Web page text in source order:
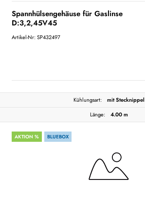
Spannhülsengehäuse für Gaslinse
D:3,2,45V45
Artikel-Nr: SP432497
Kühlungsart:
mit Stecknippel
Länge:
4.00 m
AKTION % BLUEBOX